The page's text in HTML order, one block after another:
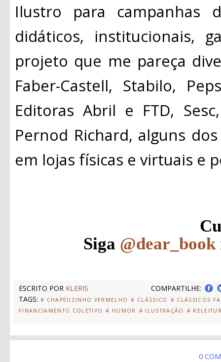
Ilustro para campanhas
didáticos, institucionais,
projeto que me pareça
Faber-Castell, Stabilo,
Editoras Abril e FTD,
Pernod Richard, alguns
em lojas físicas e virtuais e
Siga @dear_book
ESCRITO POR KLERIS
COMPARTILHE:
TAGS: # CHAPEUZINHO VERMELHO # CLÁSSICO
# CLÁSSICOS
FINANCIAMENTO COLETIVO # HUMOR # ILUSTRAÇÃO #
0